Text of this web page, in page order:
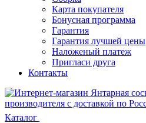
Карта покупателя
Бонусная программа
Гарантия
Гарантия лучшей цены
Наложеный платеж
Пригласи друга
Контакты
Каталог